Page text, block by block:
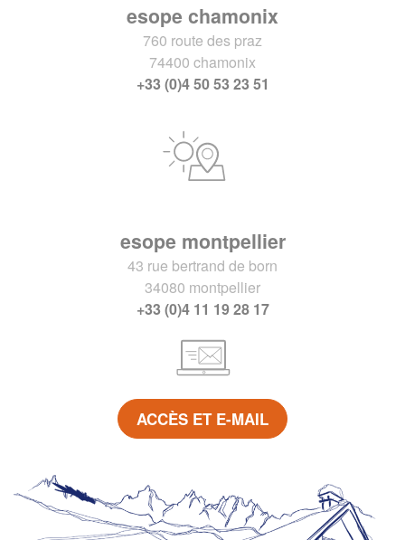
esope chamonix
760 route des praz
74400 chamonix
+33 (0)4 50 53 23 51
esope montpellier
43 rue bertrand de born
34080 montpellier
+33 (0)4 11 19 28 17
ACCÈS ET E-MAIL